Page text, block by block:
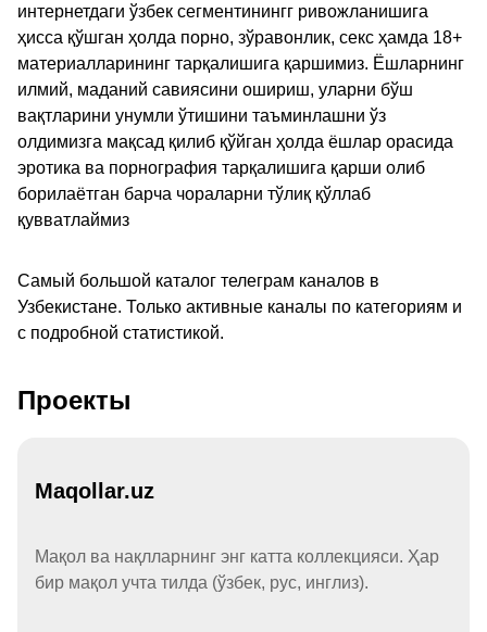
интернетдаги ўзбек сегментинингг ривожланишига
ҳисса қўшган ҳолда порно, зўравонлик, секс ҳамда 18+
материалларининг тарқалишига қаршимиз. Ёшларнинг
илмий, маданий савиясини ошириш, уларни бўш
вақтларини унумли ўтишини таъминлашни ўз
олдимизга мақсад қилиб қўйган ҳолда ёшлар орасида
эротика ва порнография тарқалишига қарши олиб
борилаётган барча чораларни тўлиқ қўллаб
қувватлаймиз
Самый большой каталог телеграм каналов в
Узбекистане. Только активные каналы по категориям и
с подробной статистикой.
Проекты
Maqollar.uz
Мақол ва нақлларнинг энг катта коллекцияси. Ҳар
бир мақол учта тилда (ўзбек, рус, инглиз).